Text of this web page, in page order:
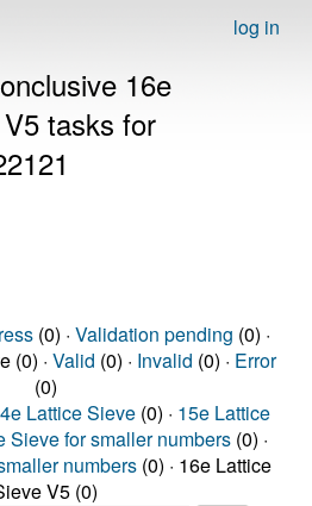
log in
16e
tasks for
(0) · Validation pending (0) ·
(0) · Valid (0) · Invalid (0) · Error
(0)
Lattice Sieve (0) · 15e Lattice
Sieve for smaller numbers (0) ·
numbers (0) · 16e Lattice
V5 (0)